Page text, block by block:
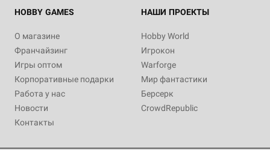
HOBBY GAMES
О магазине
Франчайзинг
Игры оптом
Корпоративные подарки
Работа у нас
Новости
Контакты
НАШИ ПРОЕКТЫ
Hobby World
Игрокон
Warforge
Мир фантастики
Берсерк
CrowdRepublic